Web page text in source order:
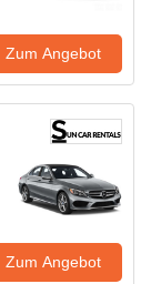
Zum Angebot
Zum Angebot